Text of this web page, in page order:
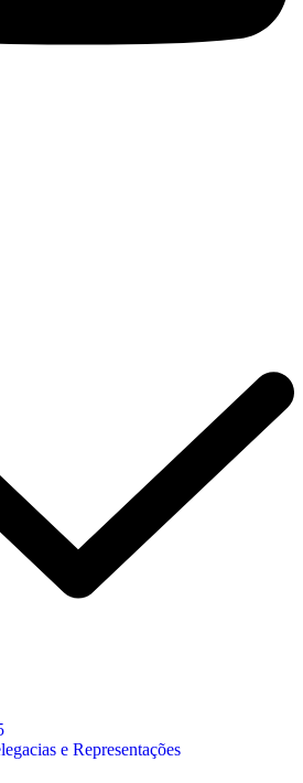
e Representações